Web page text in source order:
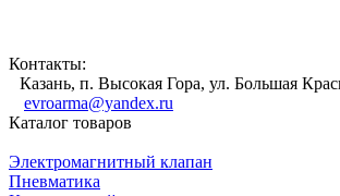
Контакты:
Казань, п. Высокая Гора, ул. Большая
evroarma@yandex.ru
Каталог товаров
Электромагнитный клапан
Пневматика